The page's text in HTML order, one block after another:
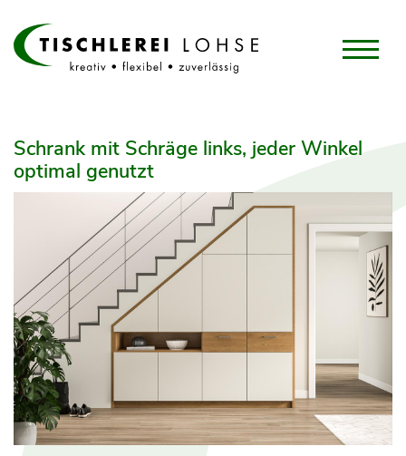
Schrank mit Schräge links, jeder Winkel
optimal genutzt